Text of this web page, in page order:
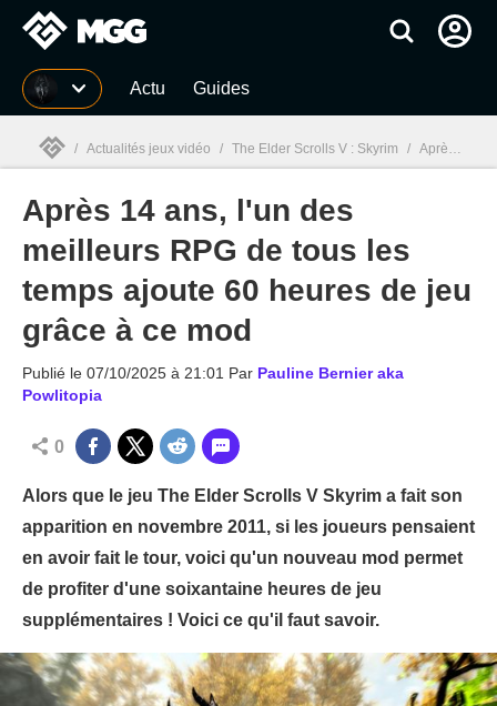
MGG Actu Guides
MGG
/ Actualités jeux vidéo / The Elder Scrolls V : Skyrim / Après 14 ans, l'un des meilleurs RPG de tous les temps ajoute 60 heures de jeu grâce à ce mod
Après 14 ans, l'un des
meilleurs RPG de tous les
temps ajoute 60 heures de jeu
grâce à ce mod
Publié le 07/10/2025 à 21:01 Par Pauline Bernier aka
Powlitopia
0
Alors que le jeu The Elder Scrolls V Skyrim a fait son
apparition en novembre 2011, si les joueurs pensaient
en avoir fait le tour, voici qu'un nouveau mod permet
de profiter d'une soixantaine heures de jeu
supplémentaires ! Voici ce qu'il faut savoir.